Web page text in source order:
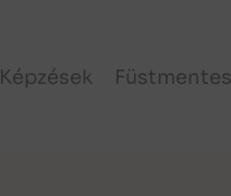
Képzések Füstmentes